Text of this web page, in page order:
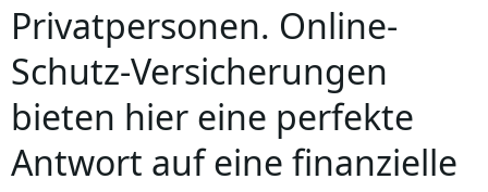
Privatpersonen. Online-
Schutz-Versicherungen
bieten hier eine perfekte
Antwort auf eine finanzielle